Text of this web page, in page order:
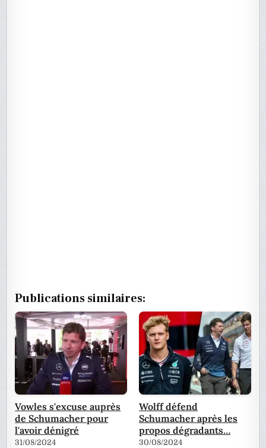
Publications similaires:
Vowles s'excuse auprès
de Schumacher pour
l'avoir dénigré
31/08/2024
Wolff défend
Schumacher après les
propos dégradants…
30/08/2024